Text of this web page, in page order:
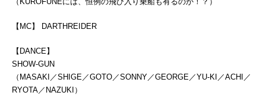
【MC】 DARTHREIDER
【DANCE】
SHOW-GUN
（MASAKI／SHIGE／GOTO／SONNY／GEORGE／YU-KI／ACHI／
RYOTA／NAZUKI）